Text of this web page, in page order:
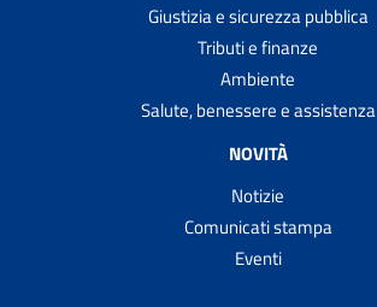
Giustizia e sicurezza pubblica
Tributi e finanze
Ambiente
Salute, benessere e assistenza
NOVITÀ
Notizie
Comunicati stampa
Eventi